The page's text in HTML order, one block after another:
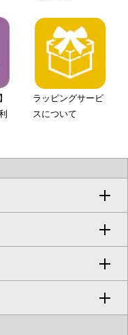
ラッピングサービ
スについて